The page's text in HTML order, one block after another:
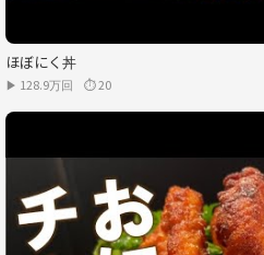
ほぼにく丼
▶ 128.9万回 ⏱ 20